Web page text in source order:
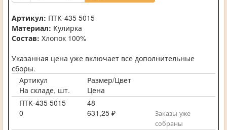
Артикул: ПТК-435 5015
Материал: Кулирка
Состав: Хлопок 100%
Указанная цена уже включает все дополнительные
сборы.
Артикул
Размер/Цвет
На складе, шт.
Цена
ПТК-435 5015
48
0
631,25 ₽
Заказы уже
собраны